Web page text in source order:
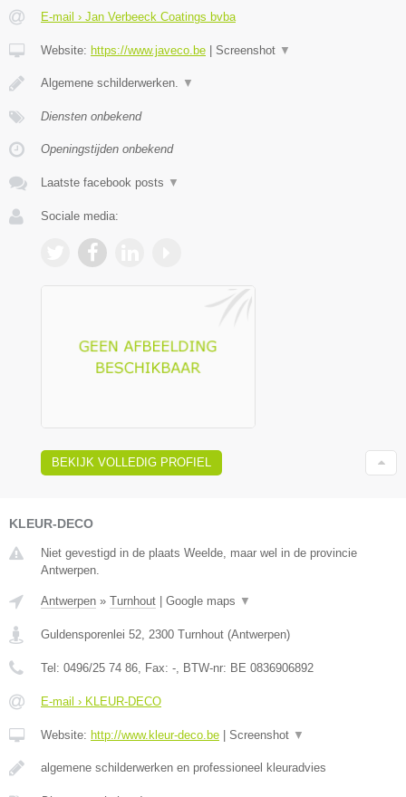
E-mail › Jan Verbeeck Coatings bvba
Website: https://www.javeco.be | Screenshot ▼
Algemene schilderwerken. ▼
Diensten onbekend
Openingstijden onbekend
Laatste facebook posts ▼
Sociale media:
BEKIJK VOLLEDIG PROFIEL
KLEUR-DECO
Niet gevestigd in de plaats Weelde, maar wel in de provincie
Antwerpen.
Antwerpen » Turnhout Google maps ▼
Guldensporenlei 52, 2300 Turnhout (Antwerpen)
Tel: 0496/25 74 86, Fax: -, BTW-nr: BE 0836906892
E-mail › KLEUR-DECO
Website: http://www.kleur-deco.be Screenshot ▼
algemene schilderwerken en professioneel kleuradvies